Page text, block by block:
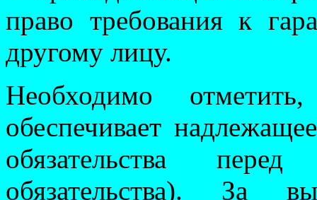
право требования к
другому лицу.
Необходимо
обеспечивает
обязательства
обязательства). За